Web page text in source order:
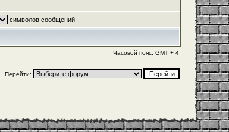
символов сообщений
Часовой пояс: GMT + 4
Перейти: